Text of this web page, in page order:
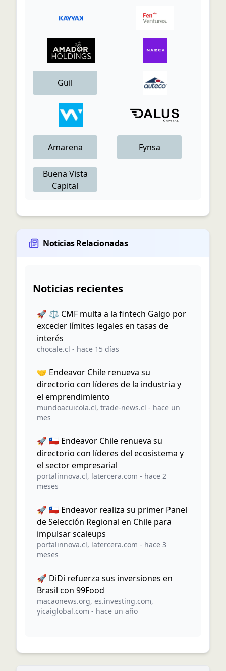
Güil
Amarena Fynsa
Buena Vista
Capital
Noticias Relacionadas
Noticias recientes
🚀 ⚖️ CMF multa a la fintech Galgo por
exceder límites legales en tasas de
interés
chocale.cl - hace 15 días
🤝 Endeavor Chile renueva su
directorio con líderes de la industria y
el emprendimiento
mundoacuicola.cl, trade-news.cl - hace un
mes
🚀 🇨🇱 Endeavor Chile renueva su
directorio con líderes del ecosistema y
el sector empresarial
portalinnova.cl, latercera.com - hace 2
meses
🚀 🇨🇱 Endeavor realiza su primer Panel
de Selección Regional en Chile para
impulsar scaleups
portalinnova.cl, latercera.com - hace 3
meses
🚀 DiDi refuerza sus inversiones en
Brasil con 99Food
macaonews.org, es.investing.com,
yicaiglobal.com - hace un año